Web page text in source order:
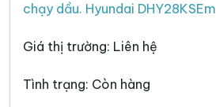
chạy dầu. Hyundai DHY28KSEm
Giá thị trường: Liên hệ
Tình trạng: Còn hàng